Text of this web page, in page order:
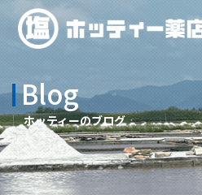
Blog
ホッティーのブログ